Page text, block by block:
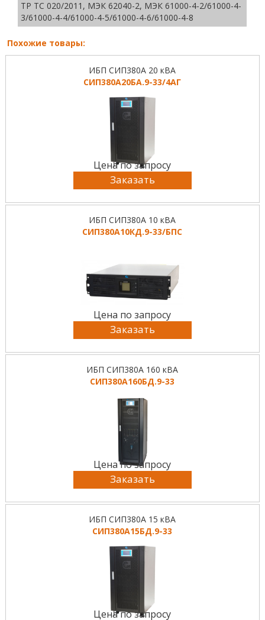
ТР ТС 020/2011, МЭК 62040-2, МЭК 61000-4-2/61000-4-
3/61000-4-4/61000-4-5/61000-4-6/61000-4-8
Похожие товары:
ИБП СИП380А 20 кВА
СИП380А20БА.9-33/4АГ
Цена по запросу
Заказать
ИБП СИП380А 10 кВА
СИП380А10КД.9-33/БПС
Цена по запросу
Заказать
ИБП СИП380А 160 кВА
СИП380А160БД.9-33
Цена по запросу
Заказать
ИБП СИП380А 15 кВА
СИП380А15БД.9-33
Цена по запросу